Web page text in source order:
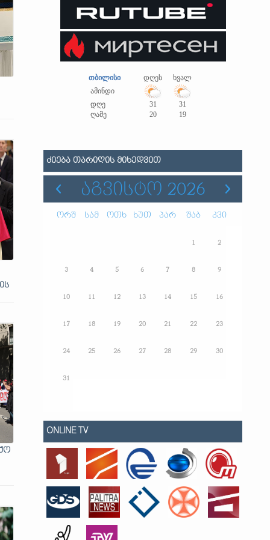
თბილისი დღეს
ხვალ
ამინდი
დღე
31
31
ღამე
20 19
ᲫᲘᲔᲑᲐ ᲗᲐᲠᲘᲦᲘᲡ ᲛᲘᲮᲔᲓᲕᲘᲗ
ᲐᲒᲕᲘᲡᲢᲝ 2026
ორშ სამ ოთხ ხუთ პარ შაბ კვი
1 2
3 4 5 6 7 8 9
10 11 12 13 14 15 16
17 18 19 20 21 22 23
24 25 26 27 28 29 30
31
ONLINE TV